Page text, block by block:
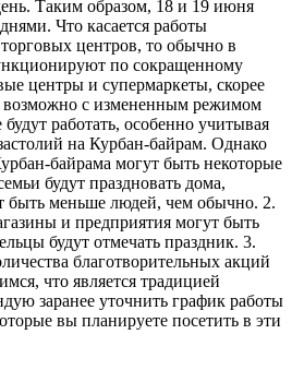
Таким образом, 18 и 19 июня
Что касается работы
центров, то обычно в
по сокращенному
центры и супермаркеты, скорее
возможно с измененным режимом
работать, особенно учитывая
на Курбан-байрам. Однако
байрама могут быть некоторые
будут праздновать дома,
быть меньше людей, чем обычно. 2.
и предприятия могут быть
будут отмечать праздник. 3.
благотворительных акций
что является традицией
заранее уточнить график работы
вы планируете посетить в эти